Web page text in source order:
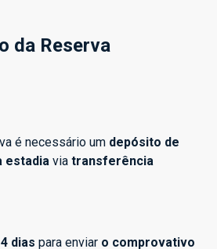
da Reserva
é necessário um depósito de
estadia via transferência
4 dias para enviar o comprovativo